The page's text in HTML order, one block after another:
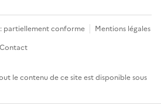
partiellement conforme
Mentions légales
Contact
le contenu de ce site est disponible sous